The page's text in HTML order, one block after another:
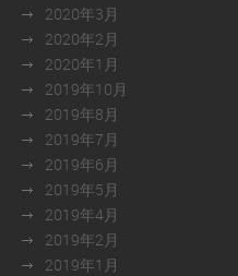
2020年3月
2020年2月
2020年1月
2019年10月
2019年8月
2019年7月
2019年6月
2019年5月
2019年4月
2019年2月
2019年1月